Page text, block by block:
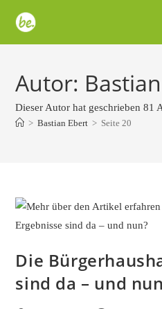
Inhalt
springen
Autor:
Dieser Autor hat geschrieben 81
> Bastian Ebert > Seite 20
Die
sind da – und